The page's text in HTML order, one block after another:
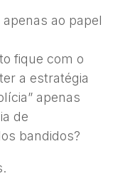
ao papel
fique com o
a estratégia
apenas
de
bandidos?